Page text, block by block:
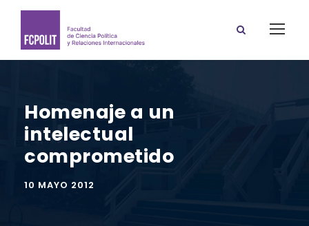
Homenaje a un
intelectual
comprometido
10 MAYO 2012